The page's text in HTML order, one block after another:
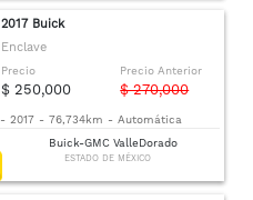
2017 Buick
Enclave
Precio
$ 250,000
Precio Anterior
$ 270,000
- 2017 - 76,734km - Automática
Buick-GMC ValleDorado
ESTADO DE MÉXICO